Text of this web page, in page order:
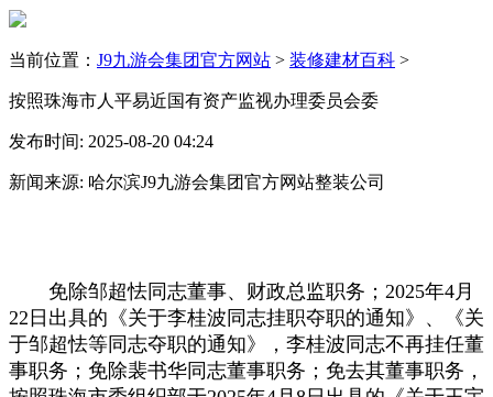
当前位置： J9九游会集团官方网站 > 装修建材百科 >
按照珠海市人平易近国有资产监视办理委员会委
发布时间: 2025-08-20 04:24
新闻来源: 哈尔滨J9九游会集团官方网站整装公司
免除邹超怯同志董事、财政总监职务；2025年4月
22日出具的《关于李桂波同志挂职夺职的通知》、《关
于邹超怯等同志夺职的通知》，李桂波同志不再挂任董
事职务；免除裴书华同志董事职务；免去其董事职务，